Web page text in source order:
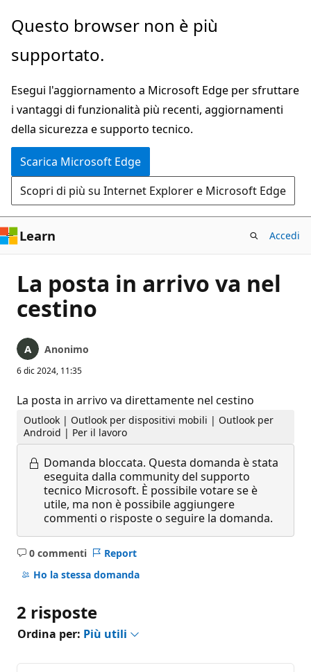
Ignora
passa
contenuto
principale
Questo browser non è più
supportato.
Esegui l'aggiornamento a Microsoft Edge per sfruttare
i vantaggi di funzionalità più recenti, aggiornamenti
della sicurezza e supporto tecnico.
Scarica Microsoft Edge
Scopri di più su Internet Explorer e Microsoft Edge
Learn Accedi
La posta in arrivo va nel
cestino
Anonimo
6 dic 2024, 11:35
La posta in arrivo va direttamente nel cestino
Outlook | Outlook per dispositivi mobili | Outlook per
Android | Per il lavoro
Domanda bloccata. Questa domanda è stata
eseguita dalla community del supporto
tecnico Microsoft. È possibile votare se è
utile, ma non è possibile aggiungere
commenti o risposte o seguire la domanda.
0 commenti
Nessun
commento
Report
Ho la stessa domanda
2 risposte
Ordina per: Più utili